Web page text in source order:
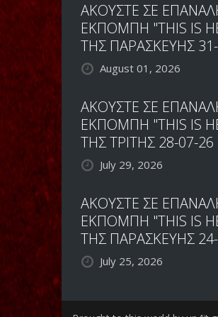
ΑΚΟΥΣΤΕ ΣΕ
ΕΚΠΟΜΠΗ "THIS IS
ΤΗΣ ΠΑΡΑΣΚΕΥΗΣ
August 01, 2026
ΑΚΟΥΣΤΕ ΣΕ
ΕΚΠΟΜΠΗ "THIS IS
ΤΗΣ ΤΡΙΤΗΣ 28-07-26
July 29, 2026
ΑΚΟΥΣΤΕ ΣΕ
ΕΚΠΟΜΠΗ "THIS IS
ΤΗΣ ΠΑΡΑΣΚΕΥΗΣ
July 25, 2026